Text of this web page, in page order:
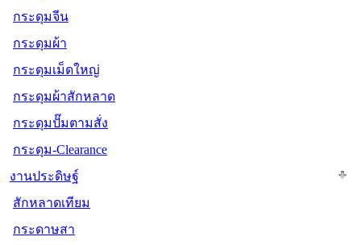
กระดุมจีน
กระดุมผ้า
กระดุมเม็ดใหญ่
กระดุมผ้าสักหลาด
กระดุมปั๊มตามสั่ง
กระดุม-Clearance
งานประดิษฐ์
สักหลาดเทียม
กระดาษสา